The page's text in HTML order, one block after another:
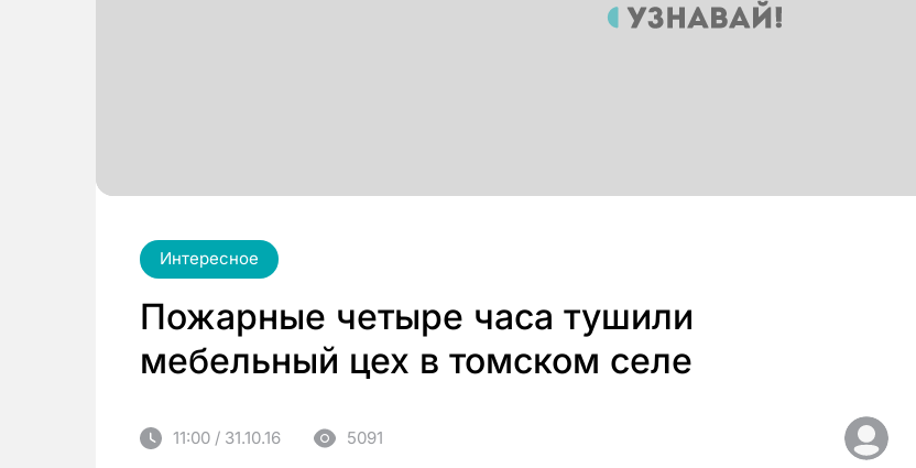
Интересное
Пожарные четыре часа тушили
мебельный цех в томском селе
11:00 / 31.10.16 5091